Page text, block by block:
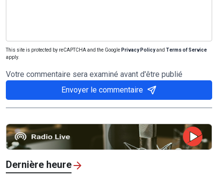
This site is protected by reCAPTCHA and the Google Privacy Policyand Terms of Service
apply.
Votre commentaire sera examiné avant d'être publié
Envoyer le commentaire
Dernière heure